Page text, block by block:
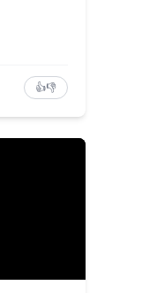
👍👎
- LET'S PLAY FR
du